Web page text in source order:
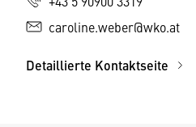
caroline.weber@wko.at
Detaillierte Kontaktseite